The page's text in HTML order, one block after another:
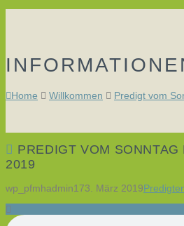
Home Willkommen Predigt vom
PREDIGT VOM SONNTAG
2019
wp_pfmhadmin173. März 2019